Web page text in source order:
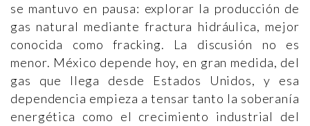
se mantuvo en pausa: explorar la producción de
gas natural mediante fractura hidráulica, mejor
conocida como fracking. La discusión no es
menor. México depende hoy, en gran medida, del
gas que llega desde Estados Unidos, y esa
dependencia empieza a tensar tanto la soberanía
energética como el crecimiento industrial del